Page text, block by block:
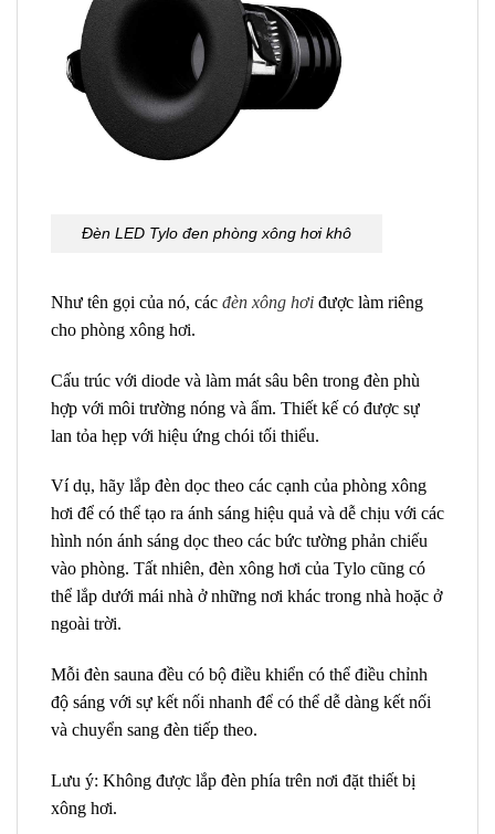
Đèn LED Tylo đen phòng xông hơi khô
Như tên gọi của nó, các đèn xông hơi được làm riêng
cho phòng xông hơi.
Cấu trúc với diode và làm mát sâu bên trong đèn phù
hợp với môi trường nóng và ẩm. Thiết kế có được sự
lan tỏa hẹp với hiệu ứng chói tối thiểu.
Ví dụ, hãy lắp đèn dọc theo các cạnh của phòng xông
hơi để có thể tạo ra ánh sáng hiệu quả và dễ chịu với các
hình nón ánh sáng dọc theo các bức tường phản chiếu
vào phòng. Tất nhiên, đèn xông hơi của Tylo cũng có
thể lắp dưới mái nhà ở những nơi khác trong nhà hoặc ở
ngoài trời.
Mỗi đèn sauna đều có bộ điều khiển có thể điều chỉnh
độ sáng với sự kết nối nhanh để có thể dễ dàng kết nối
và chuyển sang đèn tiếp theo.
Lưu ý: Không được lắp đèn phía trên nơi đặt thiết bị
xông hơi.